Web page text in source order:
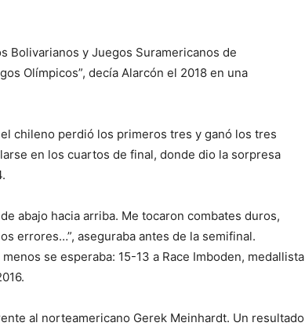
Bolivarianos y Juegos Suramericanos de
Olímpicos”, decía Alarcón el 2018 en una
chileno perdió los primeros tres y ganó los tres
en los cuartos de final, donde dio la sorpresa
abajo hacia arriba. Me tocaron combates duros,
errores…”, aseguraba antes de la semifinal.
se esperaba: 15-13 a Race Imboden, medallista
al norteamericano Gerek Meinhardt. Un resultado